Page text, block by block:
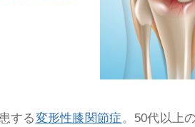
する変形性膝関節症。50代以上